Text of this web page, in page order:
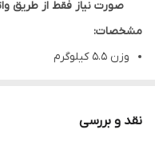
صورت نیاز فقط از طریق
مشخصات:
وزن 5.5 کیلوگرم
نقد و بررسی